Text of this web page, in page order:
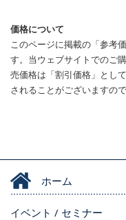
価格について
このページに掲載の「参考
す。当ウェブサイトでのご
売価格は「割引価格」とし
されることがございますの
ホーム
イベント / セミナー